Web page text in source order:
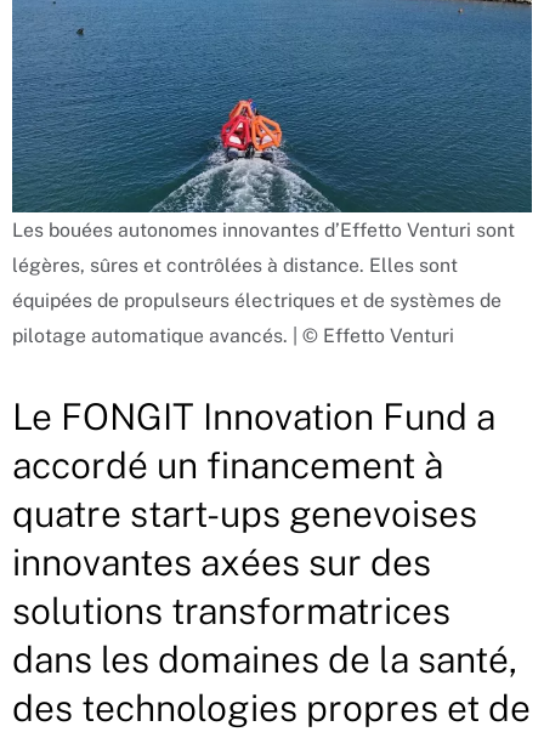
Les bouées autonomes innovantes d’Effetto Venturi sont
légères, sûres et contrôlées à distance. Elles sont
équipées de propulseurs électriques et de systèmes de
pilotage automatique avancés. | © Effetto Venturi
Le FONGIT Innovation Fund a
accordé un financement à
quatre start-ups genevoises
innovantes axées sur des
solutions transformatrices
dans les domaines de la santé,
des technologies propres et de